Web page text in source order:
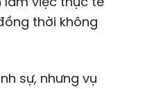
thời không
sự, nhưng vụ